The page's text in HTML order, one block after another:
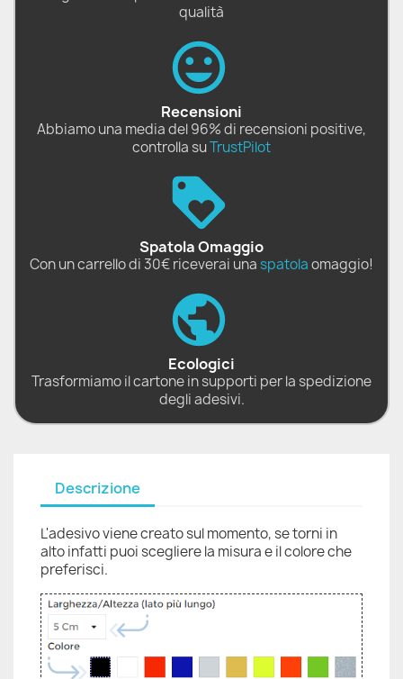
qualità
Recensioni
Abbiamo una media del 96% di recensioni positive,
controlla suTrustPilot
Spatola Omaggio
Con un carrello di 30€ riceverai una spatolaomaggio!
Ecologici
Trasformiamo il cartone in supporti per la spedizione
degli adesivi.
Descrizione
L'adesivo viene creato sul momento, se torni in
alto infatti puoi scegliere la misura e il colore che
preferisci.